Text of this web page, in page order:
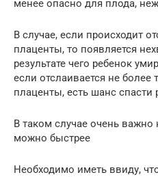
менее опасно для плода,
В случае, если происходит
плаценты, то появляется
результате чего ребенок
если отслаивается не более
плаценты, есть шанс спасти
В таком случае очень важно
можно быстрее
Необходимо иметь ввиду,